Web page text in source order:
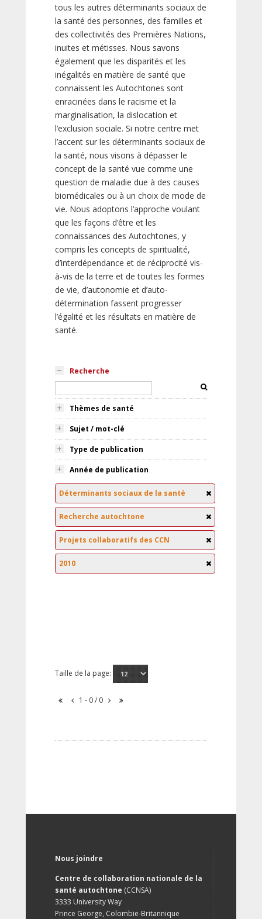
tous les autres déterminants sociaux de
la santé des personnes, des familles et
des collectivités des Premières Nations,
inuites et métisses. Nous savons
également que les disparités et les
inégalités en matière de santé que
connaissent les Autochtones sont
enracinées dans le racisme et la
marginalisation, la dislocation et
l’exclusion sociale. Si notre centre met
l’accent sur les déterminants sociaux de
la santé, nous visons à dépasser le
concept de la santé vue comme une
question de maladie due à des causes
biomédicales ou à un choix de mode de
vie. Nous adoptons l’approche voulant
que les façons d’être et les
connaissances des Autochtones, y
compris les concepts de spiritualité,
d’interdépendance et de réciprocité vis-
à-vis de la terre et de toutes les formes
de vie, d’autonomie et d’auto-
détermination fassent progresser
l’égalité et les résultats en matière de
santé.
Recherche
Thèmes de santé
Sujet / mot-clé
Type de publication
Année de publication
Déterminants sociaux de la santé
Recherche autochtone
Projets collaboratifs des CCN
2010
Taille de la page:
1 - 0 / 0
Nous joindre
Centre de collaboration nationale de la
santé autochtone (CCNSA)
3333 University Way
Prince George, Colombie-Britannique